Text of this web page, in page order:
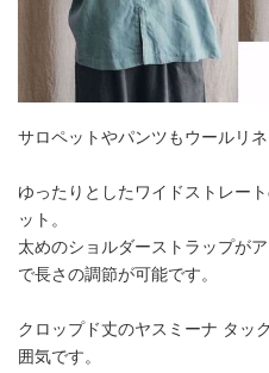
サロペットやパンツもウールリネ
ゆったりとしたワイドストレー
ット。
太めのショルダーストラップが
で長さの調節が可能です。
クロップド丈のヤスミーナ タッ
囲気です。